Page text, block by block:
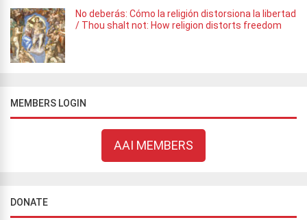
No deberás: Cómo la religión distorsiona la libertad
/ Thou shalt not: How religion distorts freedom
MEMBERS LOGIN
AAI MEMBERS
DONATE